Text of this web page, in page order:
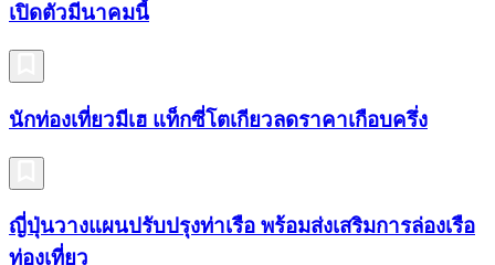
เปิดตัวมีนาคมนี้
นักท่องเที่ยวมีเฮ แท็กซี่โตเกียวลดราคาเกือบครึ่ง
ญี่ปุ่นวางแผนปรับปรุงท่าเรือ พร้อมส่งเสริมการล่องเรือ
ท่องเที่ยว